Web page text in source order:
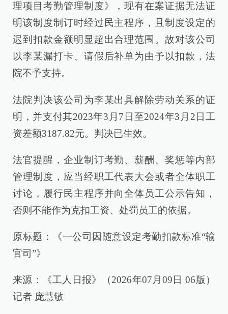
理项目考勤管理制度》，现有在案证据无法证
明该制度制订时经过民主程序，且制度设定的
迟到扣款金额明显超出合理范围。故对该公司
以李某漏打卡、请假后补单为由予以扣款，法
院不予支持。
法院判决该公司为李某出具解除劳动关系的证
明，并支付其2023年3月7日至2024年3月2日工
资差额3187.82元。判决已生效。
法官提醒，企业制订考勤、薪酬、奖惩等内部
管理制度，应当经职工代表大会或者全体职工
讨论，履行民主程序并向全体员工公示告知，
否则不能作为克扣工资、处罚员工的依据。
原标题：《一公司因随意设定考勤扣款标准“输
官司”》
来源：《工人日报》（2026年07月09日 06版）
记者 庞慧敏